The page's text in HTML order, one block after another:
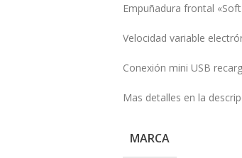
Empuñadura frontal
Velocidad variable
Conexión mini USB
Mas detalles en la
MARCA